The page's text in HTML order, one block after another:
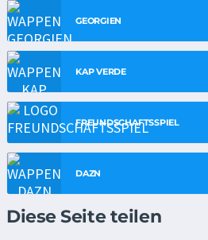
GEORGIEN
KAP VERDE
FREUNDSCHAFTSSPIEL
DAZN
Diese Seite teilen